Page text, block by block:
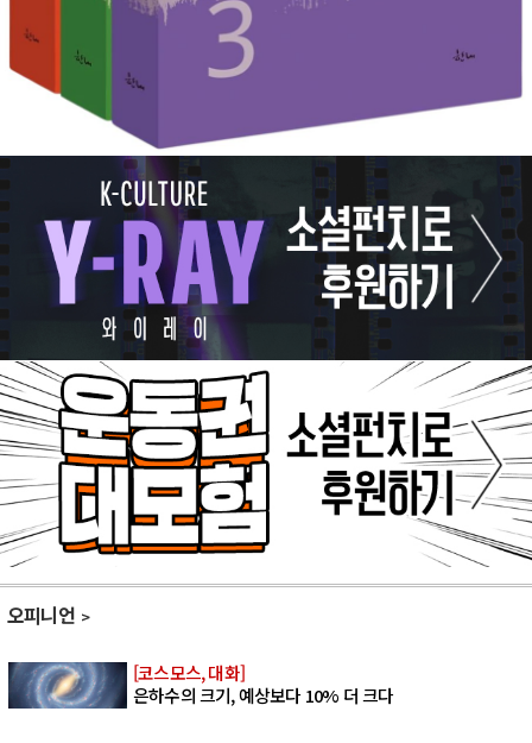
오피니언
[코스모스, 대화]
은하수의 크기, 예상보다 10% 더 크다